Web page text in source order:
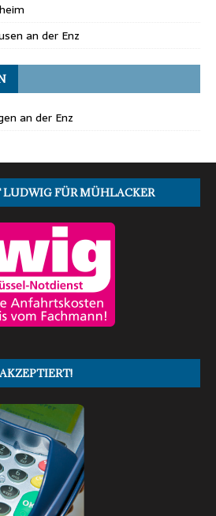
an der Enz
an der Enz
LUDWIG FÜR MÜHLACKER